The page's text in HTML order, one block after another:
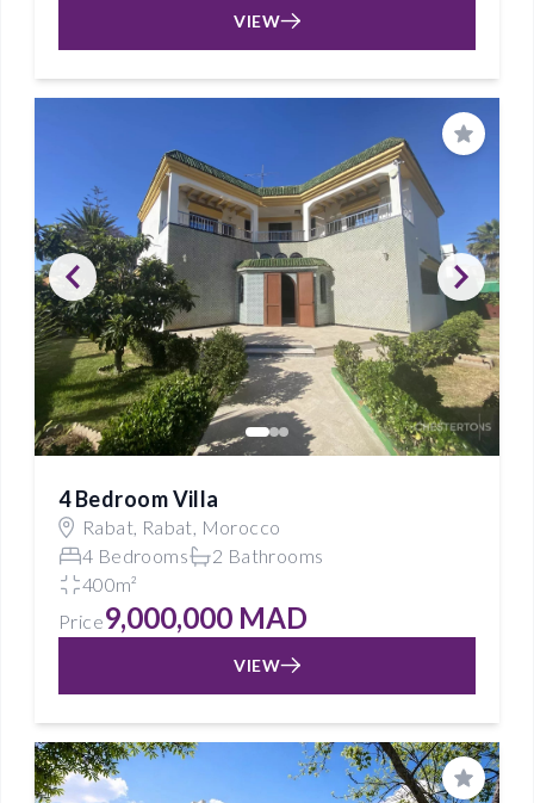
VIEW
Save
4 Bedroom Villa
Rabat, Rabat, Morocco
4 Bedrooms
2 Bathrooms
400m²
Price9,000,000 MAD
VIEW
Save